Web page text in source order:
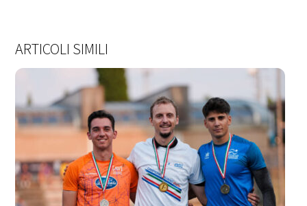
ARTICOLI SIMILI